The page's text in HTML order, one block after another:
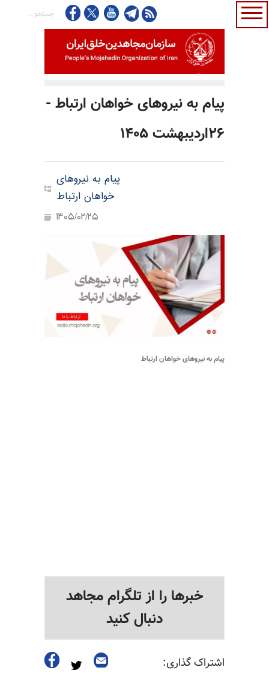
پیام به نیروهای خواهان ارتباط -
۲۶اردیبهشت ۱۴۰۵
پیام به نیروهای
خواهان ارتباط
1405/02/25
پیام به نیروهای خواهان ارتباط
خبرها را از تلگرام مجاهد
دنبال کنید
اشتراک گذاری: